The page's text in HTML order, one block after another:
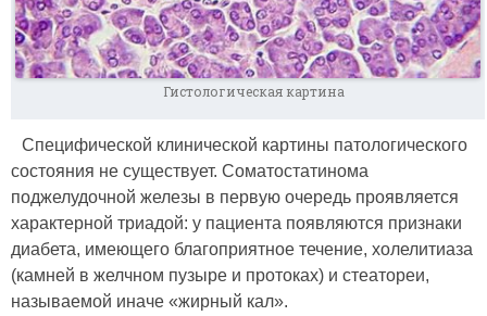
Гистологическая картина
Специфической клинической картины патологического
состояния не существует. Соматостатинома
поджелудочной железы в первую очередь проявляется
характерной триадой: у пациента появляются признаки
диабета, имеющего благоприятное течение, холелитиаза
(камней в желчном пузыре и протоках) и стеатореи,
называемой иначе «жирный кал».